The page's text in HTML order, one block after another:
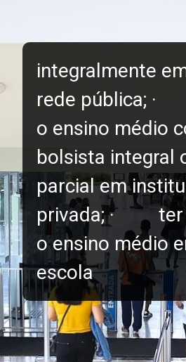
integralmente
rede pública;
o ensino médio
bolsista integral
parcial em
privada; · ter
o ensino médio
escola